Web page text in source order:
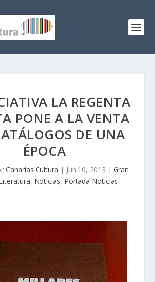
LA REGENTA
PONE A LA VENTA
DE UNA
ÉPOCA
Canarias Cultura | Jun 10, 2013 | Gran
Literatura, Noticias, Portada Noticias